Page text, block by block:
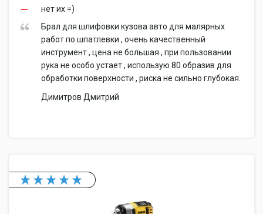
нет их =)
Брал для шлифовки кузова авто для малярных
работ по шпатлевки , очень качественный
инструмент , цена не большая , при пользовании
рука не особо устает , использую 80 образив для
обработки поверхности , риска не сильно глубокая.
Димитров Дмитрий